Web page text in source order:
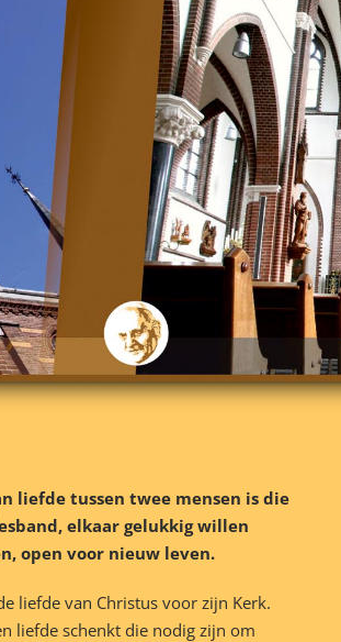
liefde tussen twee mensen is die
elkaar gelukkig willen
open voor nieuw leven.
liefde van Christus voor zijn Kerk.
liefde schenkt die nodig zijn om